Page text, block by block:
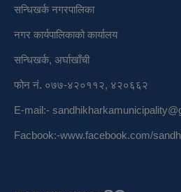
सन्धिखर्क नगरपालिका
नगर कार्यपालिकाको कार्यालय
सन्धिखर्क, अर्घाखाँची
फोन नं. ०७७-४२०११२, ४२०६६२
E-mail:-
Facbook:-www.facebook.com/